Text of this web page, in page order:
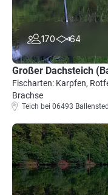
170 64
Großer Dachsteich
Fischarten: Karpfen,
Brachse
Teich bei 06493